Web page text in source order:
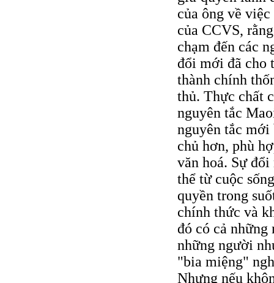
của ông về
của CCVS,
chạm đến các
đổi mới đã cho
thành chính
thủ. Thực chất
nguyên tắc
nguyên tắc mới
chủ hơn, phù
văn hoá. Sự
thể từ cuộc
quyền trong
chính thức và
đó có cả
những người
"bia miệng"
Nhưng nếu